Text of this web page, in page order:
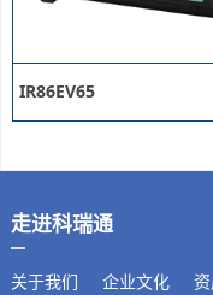
IR86EV65
走进科瑞通
关于我们 企业文化